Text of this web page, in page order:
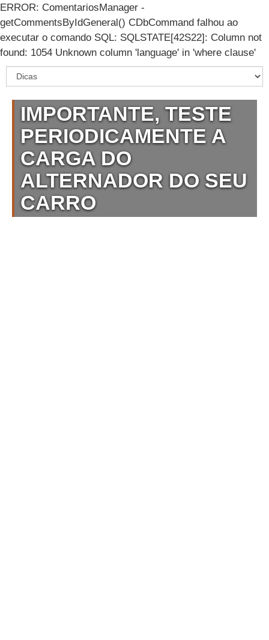
ERROR: ComentariosManager -
getCommentsByIdGeneral() CDbCommand falhou ao
executar o comando SQL: SQLSTATE[42S22]: Column not
found: 1054 Unknown column 'language' in 'where clause'
IMPORTANTE, TESTE
PERIODICAMENTE A
CARGA DO
ALTERNADOR DO SEU
CARRO